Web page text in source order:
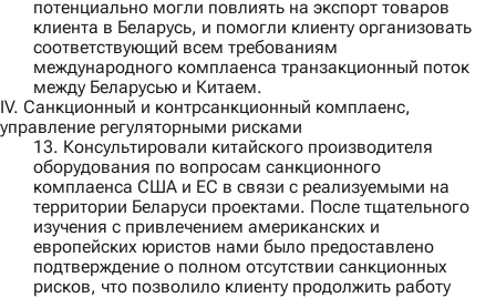
потенциально могли повлиять на экспорт товаров
клиента в Беларусь, и помогли клиенту организовать
соответствующий всем требованиям
международного комплаенса транзакционный поток
между Беларусью и Китаем.
IV. Санкционный и контрсанкционный комплаенс,
управление регуляторными рисками
13. Консультировали китайского производителя
оборудования по вопросам санкционного
комплаенса США и ЕС в связи с реализуемыми на
территории Беларуси проектами. После тщательного
изучения с привлечением американских и
европейских юристов нами было предоставлено
подтверждение о полном отсутствии санкционных
рисков, что позволило клиенту продолжить работу